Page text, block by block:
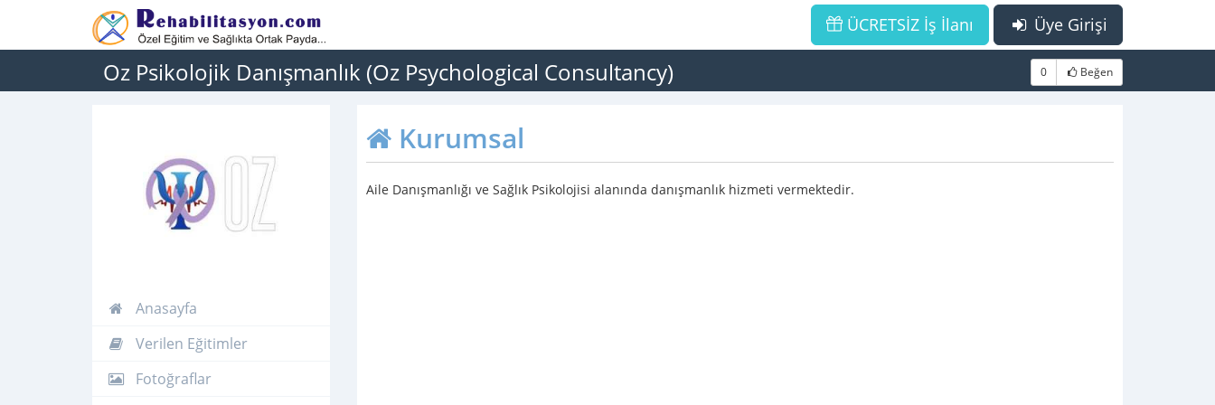
Üye Girişi
ÜCRETSİZ İş İlanı
Oz Psikolojik Danışmanlık (Oz Psychological Consultancy) 0 Beğen
Anasayfa
Verilen Eğitimler
Fotoğraflar
Kurumsal
Aile Danışmanlığı ve Sağlık Psikolojisi alanında danışmanlık hizmeti vermektedir.